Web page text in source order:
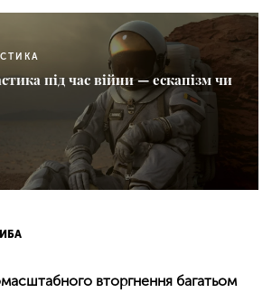
під час війни — ескапізм чи
вторгнення багатьом